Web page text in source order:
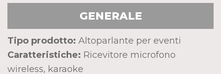
GENERALE
Tipo prodotto: Altoparlante per eventi
Caratteristiche: Ricevitore microfono
wireless, karaoke